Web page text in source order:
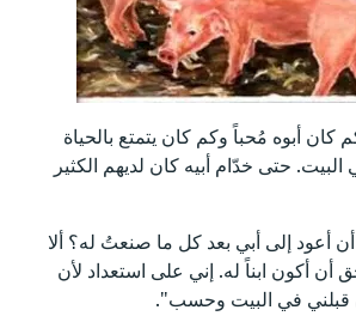
كان أبوه مُحباً وكم كان يتمتع بالحياة
حتى خدّام أبيه كان لديهم الكثير
أعود إلى أبي بعد كل ما صنعتُ له؟ ألا
أن أكون ابناً له. إني على استعداد لأن
قبلني في البيت وحسب".